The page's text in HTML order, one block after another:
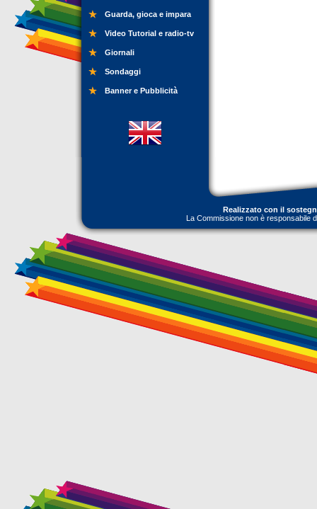
Guarda, gioca e impara
Video Tutorial e radio-tv
Giornali
Sondaggi
Banner e Pubblicità
Realizzato con il
La Commissione non è responsabile